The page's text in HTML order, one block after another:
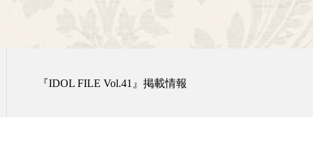
『IDOL FILE Vol.41』掲載情報